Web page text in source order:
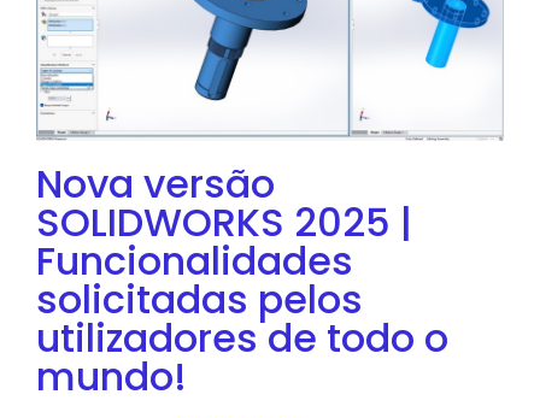
Nova versão
SOLIDWORKS 2025 |
Funcionalidades
solicitadas pelos
utilizadores de todo o
mundo!